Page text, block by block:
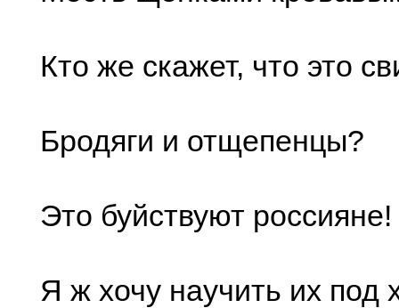
Кто же скажет, что это
Бродяги и отщепенцы?
Это буйствуют россияне!
Я ж хочу научить их под